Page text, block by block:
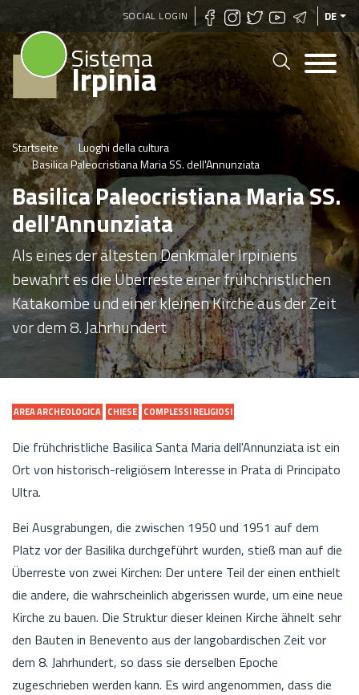
Direkt
zum
Inhalt
SOCIAL LOGIN DE
Sistema
Irpinia
Startseite
Luoghi della cultura
Basilica Paleocristiana Maria SS. dell'Annunziata
Basilica Paleocristiana Maria SS.
dell'Annunziata
Als eines der ältesten Denkmäler Irpiniens
bewahrt es die Überreste einer frühchristlichen
Katakombe und einer kleinen Kirche aus der Zeit
vor dem 8. Jahrhundert
AREA ARCHEOLOGICA CHIESE COMPLESSI RELIGIOSI
Die frühchristliche Basilica Santa Maria dell'Annunziata ist ein
Ort von historisch-religiösem Interesse in Prata di Principato
Ultra.
Bei Ausgrabungen, die zwischen 1950 und 1951 auf dem
Platz vor der Basilika durchgeführt wurden, stieß man auf die
Überreste von zwei Kirchen: Der untere Teil der einen enthielt
die andere, die wahrscheinlich abgerissen wurde, um eine neue
Kirche zu bauen. Die Struktur dieser kleinen Kirche ähnelt sehr
den Bauten in Benevento aus der langobardischen Zeit vor
dem 8. Jahrhundert, so dass sie derselben Epoche
zugeschrieben werden kann. Es wird angenommen, dass die